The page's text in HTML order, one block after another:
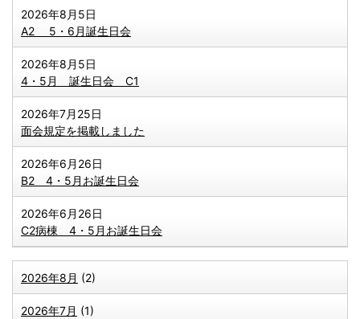
2026年8月5日
A2 5・6月誕生日会
2026年8月5日
4・5月 誕生日会 C1
2026年7月25日
面会規定を掲載しました
2026年6月26日
B2 4・5月お誕生日会
2026年6月26日
C2病棟 4・5月お誕生日会
2026年8月 (2)
2026年7月 (1)